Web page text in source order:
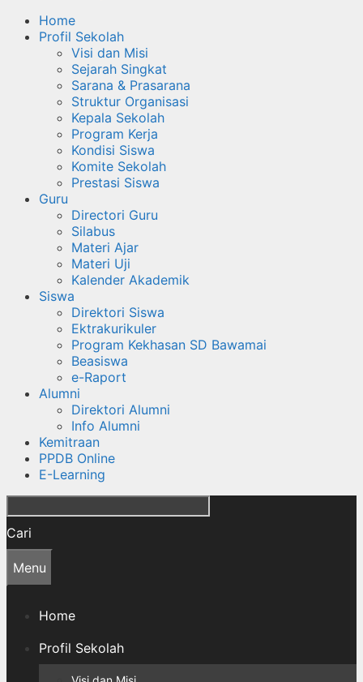
Home
Profil Sekolah
Visi dan Misi
Sejarah Singkat
Sarana & Prasarana
Struktur Organisasi
Kepala Sekolah
Program Kerja
Kondisi Siswa
Komite Sekolah
Prestasi Siswa
Guru
Directori Guru
Silabus
Materi Ajar
Materi Uji
Kalender Akademik
Siswa
Direktori Siswa
Ektrakurikuler
Program Kekhasan SD Bawamai
Beasiswa
e-Raport
Alumni
Direktori Alumni
Info Alumni
Kemitraan
PPDB Online
E-Learning
Cari
Menu
Home
Profil Sekolah